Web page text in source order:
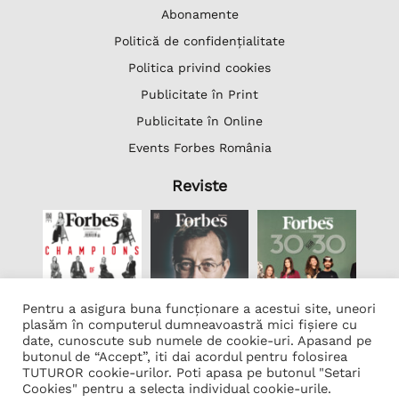
Abonamente
Politică de confidențialitate
Politica privind cookies
Publicitate în Print
Publicitate în Online
Events Forbes România
Reviste
Lista Firme
Transcription Software Vatis Tech
Pentru a asigura buna funcționare a acestui site, uneori
plasăm în computerul dumneavoastră mici fișiere cu
date, cunoscute sub numele de cookie-uri. Apasand pe
butonul de “Accept”, iti dai acordul pentru folosirea
TUTUROR cookie-urilor. Poti apasa pe butonul "Setari
Cookies" pentru a selecta individual cookie-urile.